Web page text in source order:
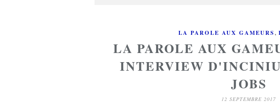
LA PAROLE AUX GAMEURS,
LA PAROLE AUX
INTERVIEW
JOBS
12 SEPTEMBRE 2017